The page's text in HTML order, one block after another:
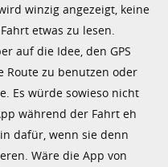
winzig angezeigt, keine
etwas zu lesen.
auf die Idee, den GPS
Route zu benutzen oder
Es würde sowieso nicht
während der Fahrt eh
dafür, wenn sie denn
Wäre die App von